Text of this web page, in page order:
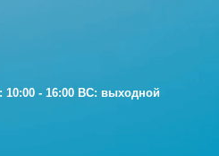
10:00 - 16:00 ВС: выходной